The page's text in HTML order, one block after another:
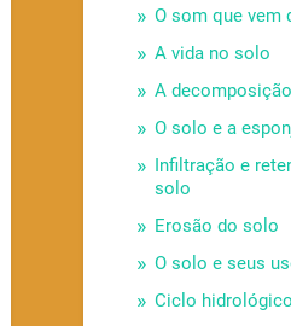
O som que vem
A vida no solo
A
O solo e a
Infiltração e
solo
Erosão do solo
O solo e seus
Ciclo hidrológico